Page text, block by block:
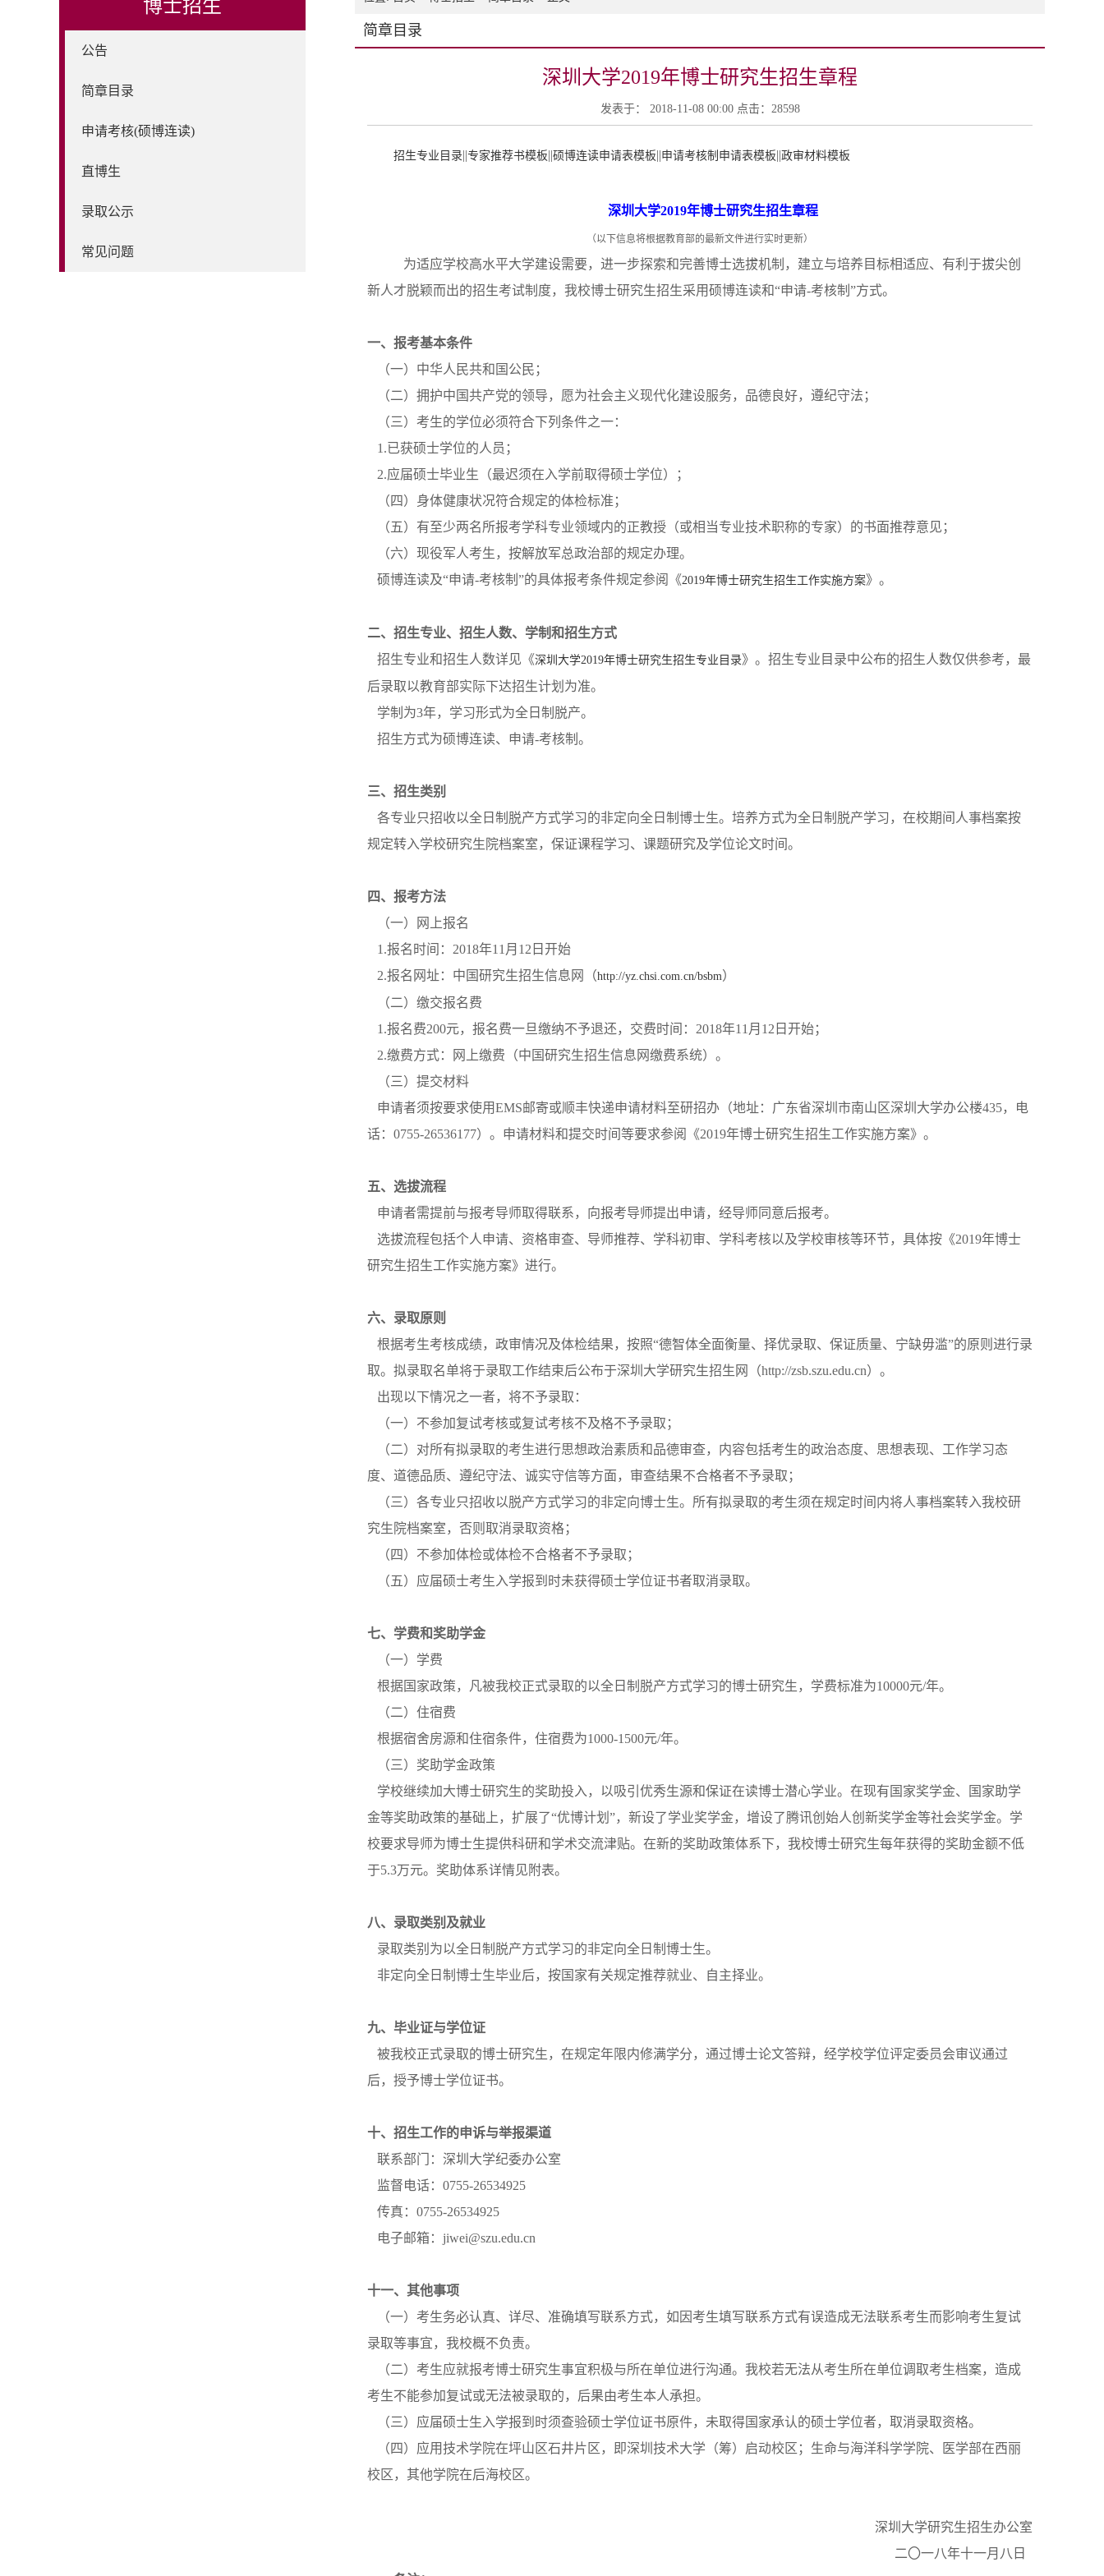
博士招生
公告
简章目录
申请考核(硕博连读)
直博生
录取公示
常见问题
简章目录
深圳大学2019年博士研究生招生章程
发表于： 2018-11-08 00:00 点击： 28598
招生专业目录||专家推荐书模板||硕博连读申请表模板||申请考核制申请表模板||政审材料模板
深圳大学2019年博士研究生招生章程
（以下信息将根据教育部的最新文件进行实时更新）
为适应学校高水平大学建设需要，进一步探索和完善博士选拔机制，建立与培养目标相适应、有利于拔尖创
新人才脱颖而出的招生考试制度，我校博士研究生招生采用硕博连读和“申请-考核制”方式。
一、报考基本条件
（一）中华人民共和国公民；
（二）拥护中国共产党的领导，愿为社会主义现代化建设服务，品德良好，遵纪守法；
（三）考生的学位必须符合下列条件之一：
1.已获硕士学位的人员；
2.应届硕士毕业生（最迟须在入学前取得硕士学位）；
（四）身体健康状况符合规定的体检标准；
（五）有至少两名所报考学科专业领域内的正教授（或相当专业技术职称的专家）的书面推荐意见；
（六）现役军人考生，按解放军总政治部的规定办理。
硕博连读及“申请-考核制”的具体报考条件规定参阅《2019年博士研究生招生工作实施方案》。
二、招生专业、招生人数、学制和招生方式
招生专业和招生人数详见《深圳大学2019年博士研究生招生专业目录》。招生专业目录中公布的招生人数仅供参考，最
后录取以教育部实际下达招生计划为准。
学制为3年，学习形式为全日制脱产。
招生方式为硕博连读、申请-考核制。
三、招生类别
各专业只招收以全日制脱产方式学习的非定向全日制博士生。培养方式为全日制脱产学习，在校期间人事档案按
规定转入学校研究生院档案室，保证课程学习、课题研究及学位论文时间。
四、报考方法
（一）网上报名
1.报名时间：2018年11月12日开始
2.报名网址：中国研究生招生信息网（http://yz.chsi.com.cn/bsbm）
（二）缴交报名费
1.报名费200元，报名费一旦缴纳不予退还，交费时间：2018年11月12日开始；
2.缴费方式：网上缴费（中国研究生招生信息网缴费系统）。
（三）提交材料
申请者须按要求使用EMS邮寄或顺丰快递申请材料至研招办（地址：广东省深圳市南山区深圳大学办公楼435，电
话：0755-26536177）。申请材料和提交时间等要求参阅《2019年博士研究生招生工作实施方案》。
五、选拔流程
申请者需提前与报考导师取得联系，向报考导师提出申请，经导师同意后报考。
选拔流程包括个人申请、资格审查、导师推荐、学科初审、学科考核以及学校审核等环节，具体按《2019年博士
研究生招生工作实施方案》进行。
六、录取原则
根据考生考核成绩，政审情况及体检结果，按照“德智体全面衡量、择优录取、保证质量、宁缺毋滥”的原则进行录
取。拟录取名单将于录取工作结束后公布于深圳大学研究生招生网（http://zsb.szu.edu.cn）。
出现以下情况之一者，将不予录取：
（一）不参加复试考核或复试考核不及格不予录取；
（二）对所有拟录取的考生进行思想政治素质和品德审查，内容包括考生的政治态度、思想表现、工作学习态
度、道德品质、遵纪守法、诚实守信等方面，审查结果不合格者不予录取；
（三）各专业只招收以脱产方式学习的非定向博士生。所有拟录取的考生须在规定时间内将人事档案转入我校研
究生院档案室，否则取消录取资格；
（四）不参加体检或体检不合格者不予录取；
（五）应届硕士考生入学报到时未获得硕士学位证书者取消录取。
七、学费和奖助学金
（一）学费
根据国家政策，凡被我校正式录取的以全日制脱产方式学习的博士研究生，学费标准为10000元/年。
（二）住宿费
根据宿舍房源和住宿条件，住宿费为1000-1500元/年。
（三）奖助学金政策
学校继续加大博士研究生的奖助投入，以吸引优秀生源和保证在读博士潜心学业。在现有国家奖学金、国家助学
金等奖助政策的基础上，扩展了“优博计划”，新设了学业奖学金，增设了腾讯创始人创新奖学金等社会奖学金。学
校要求导师为博士生提供科研和学术交流津贴。在新的奖助政策体系下，我校博士研究生每年获得的奖助金额不低
于5.3万元。奖助体系详情见附表。
八、录取类别及就业
录取类别为以全日制脱产方式学习的非定向全日制博士生。
非定向全日制博士生毕业后，按国家有关规定推荐就业、自主择业。
九、毕业证与学位证
被我校正式录取的博士研究生，在规定年限内修满学分，通过博士论文答辩，经学校学位评定委员会审议通过
后，授予博士学位证书。
十、招生工作的申诉与举报渠道
联系部门：深圳大学纪委办公室
监督电话：0755-26534925
传真：0755-26534925
电子邮箱：jiwei@szu.edu.cn
十一、其他事项
（一）考生务必认真、详尽、准确填写联系方式，如因考生填写联系方式有误造成无法联系考生而影响考生复试
录取等事宜，我校概不负责。
（二）考生应就报考博士研究生事宜积极与所在单位进行沟通。我校若无法从考生所在单位调取考生档案，造成
考生不能参加复试或无法被录取的，后果由考生本人承担。
（三）应届硕士生入学报到时须查验硕士学位证书原件，未取得国家承认的硕士学位者，取消录取资格。
（四）应用技术学院在坪山区石井片区，即深圳技术大学（筹）启动校区；生命与海洋科学学院、医学部在西丽
校区，其他学院在后海校区。
深圳大学研究生招生办公室
二〇一八年十一月八日